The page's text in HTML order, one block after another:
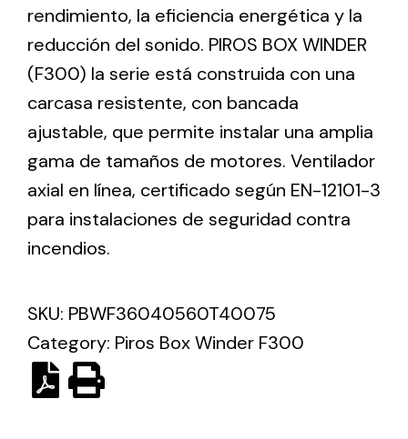
Solar lighting
Variety of solar solutions for all kinds of needs.
rendimiento, la eficiencia energética y la
reducción del sonido. PIROS BOX WINDER
(F300) la serie está construida con una
carcasa resistente, con bancada
ajustable, que permite instalar una amplia
gama de tamaños de motores. Ventilador
axial en línea, certificado según EN-12101-3
para instalaciones de seguridad contra
incendios.
SKU: PBWF36040560T40075
Category: Piros Box Winder F300